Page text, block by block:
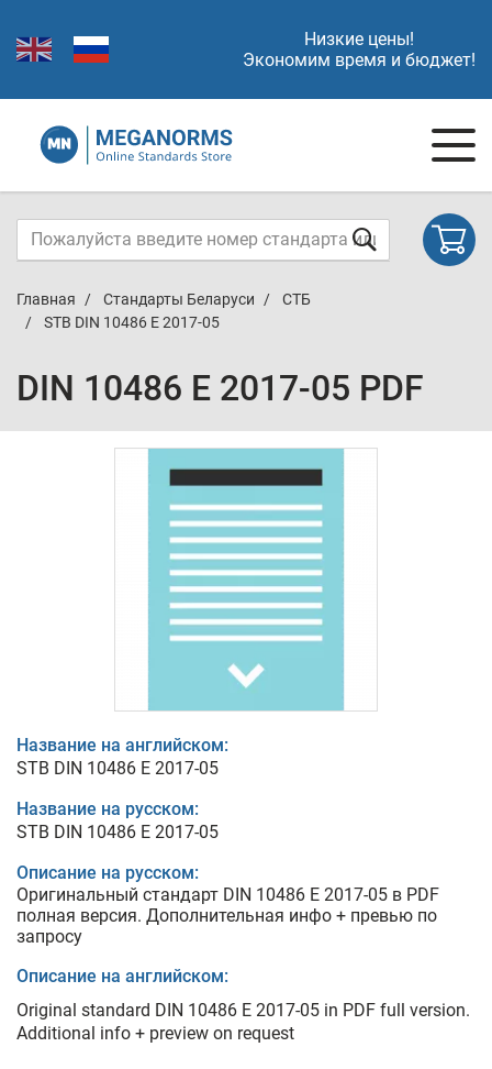
Низкие цены!
Экономим время и бюджет!
Главная Стандарты Беларуси
СТБ
STB DIN 10486 E 2017-05
DIN 10486 E 2017-05 PDF
Название на английском:
STB DIN 10486 E 2017-05
Название на русском:
STB DIN 10486 E 2017-05
Описание на русском:
Оригинальный стандарт DIN 10486 E 2017-05 в PDF
полная версия. Дополнительная инфо + превью по
запросу
Описание на английском:
Original standard DIN 10486 E 2017-05 in PDF full version.
Additional info + preview on request